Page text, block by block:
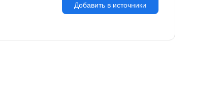
Добавить в источники